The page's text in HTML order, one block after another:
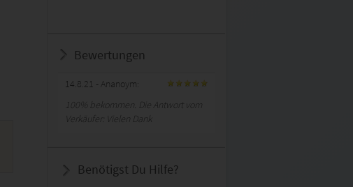
Bewertungen
14.8.21 - Ananoym:
100% bekommen. Die Antwort vom
Verkäufer: Vielen Dank
Benötigst Du Hilfe?